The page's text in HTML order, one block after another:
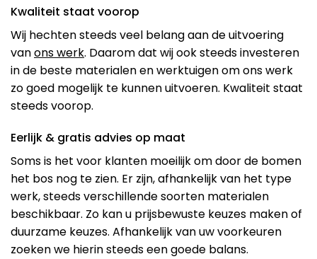
Kwaliteit staat voorop
Wij hechten steeds veel belang aan de uitvoering
vanons werk. Daarom dat wij ook steeds investeren
in de beste materialen en werktuigen om ons werk
zo goed mogelijk te kunnen uitvoeren. Kwaliteit staat
steeds voorop.
Eerlijk & gratis advies op maat
Soms is het voor klanten moeilijk om door de bomen
het bos nog te zien. Er zijn, afhankelijk van het type
werk, steeds verschillende soorten materialen
beschikbaar. Zo kan u prijsbewuste keuzes maken of
duurzame keuzes. Afhankelijk van uw voorkeuren
zoeken we hierin steeds een goede balans.